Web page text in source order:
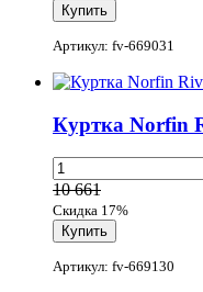
Артикул: fv-669031
Куртка Norfin
10 661
Скидка 17%
Артикул: fv-669130